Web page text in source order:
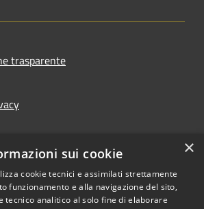
trasparente
accessibilità
×
sui cookie
cookie tecnici e assimilati strettamente
funzionamento e alla navigazione del sito,
tecnico analitico al solo fine di elaborare